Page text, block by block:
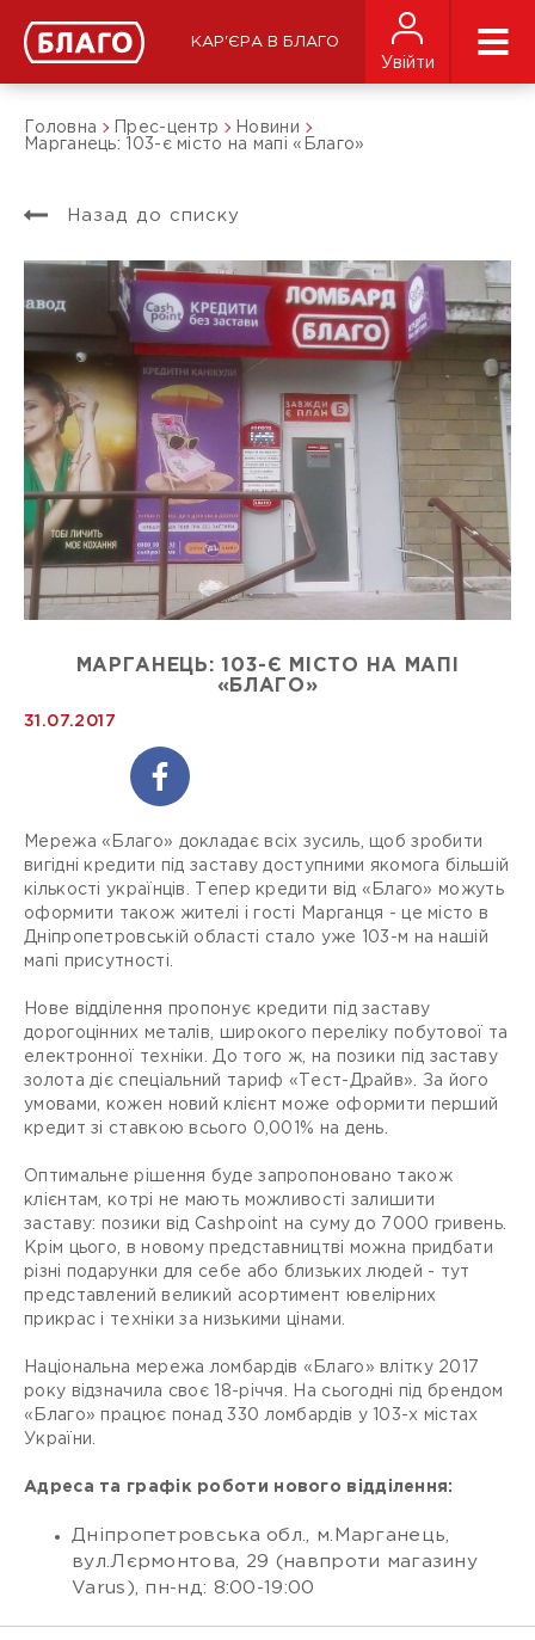
КАР'ЄРА В БЛАГО
Увійти
Головна Прес-центр
Новини
Марганець: 103-є місто на мапі «Благо»
Назад до списку
МАРГАНЕЦЬ: 103-Є МІСТО НА МАПІ
«БЛАГО»
31.07.2017
Мережа «Благо» докладає всіх зусиль, щоб зробити
вигідні кредити під заставу доступними якомога більшій
кількості українців. Тепер кредити від «Благо» можуть
оформити також жителі і гості Марганця - це місто в
Дніпропетровській області стало уже 103-м на нашій
мапі присутності.
Нове відділення пропонує кредити під заставу
дорогоцінних металів, широкого переліку побутової та
електронної техніки. До того ж, на позики під заставу
золота діє спеціальний тариф «Тест-Драйв». За його
умовами, кожен новий клієнт може оформити перший
кредит зі ставкою всього 0,001% на день.
Оптимальне рішення буде запропоновано також
клієнтам, котрі не мають можливості залишити
заставу: позики від Сashpoint на суму до 7000 гривень.
Крім цього, в новому представництві можна придбати
різні подарунки для себе або близьких людей - тут
представлений великий асортимент ювелірних
прикрас і техніки за низькими цінами.
Національна мережа ломбардів «Благо» влітку 2017
року відзначила своє 18-річчя. На сьогодні під брендом
«Благо» працює понад 330 ломбардів у 103-х містах
України.
Адреса та графік роботи нового відділення:
Дніпропетровська обл., м.Марганець,
вул.Лєрмонтова, 29 (навпроти магазину
Varus), пн-нд: 8:00-19:00